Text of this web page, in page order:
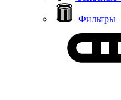
Фильтры